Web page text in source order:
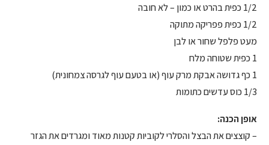
1/2 כפית בהרט או כמון – לא חובה
1/2 כפית פפריקה מתוקה
מעט פלפל שחור או לבן
1 כפית שטוחה מלח
1 כף גדושה אבקת מרק עוף (או בטעם עוף לגרסה צמחונית)
1/3 כוס עדשים כתומות
אופן הכנה:
– קוצצים את הבצל והסלרי לקוביות קטנות מאוד ומגרדים את הגזר